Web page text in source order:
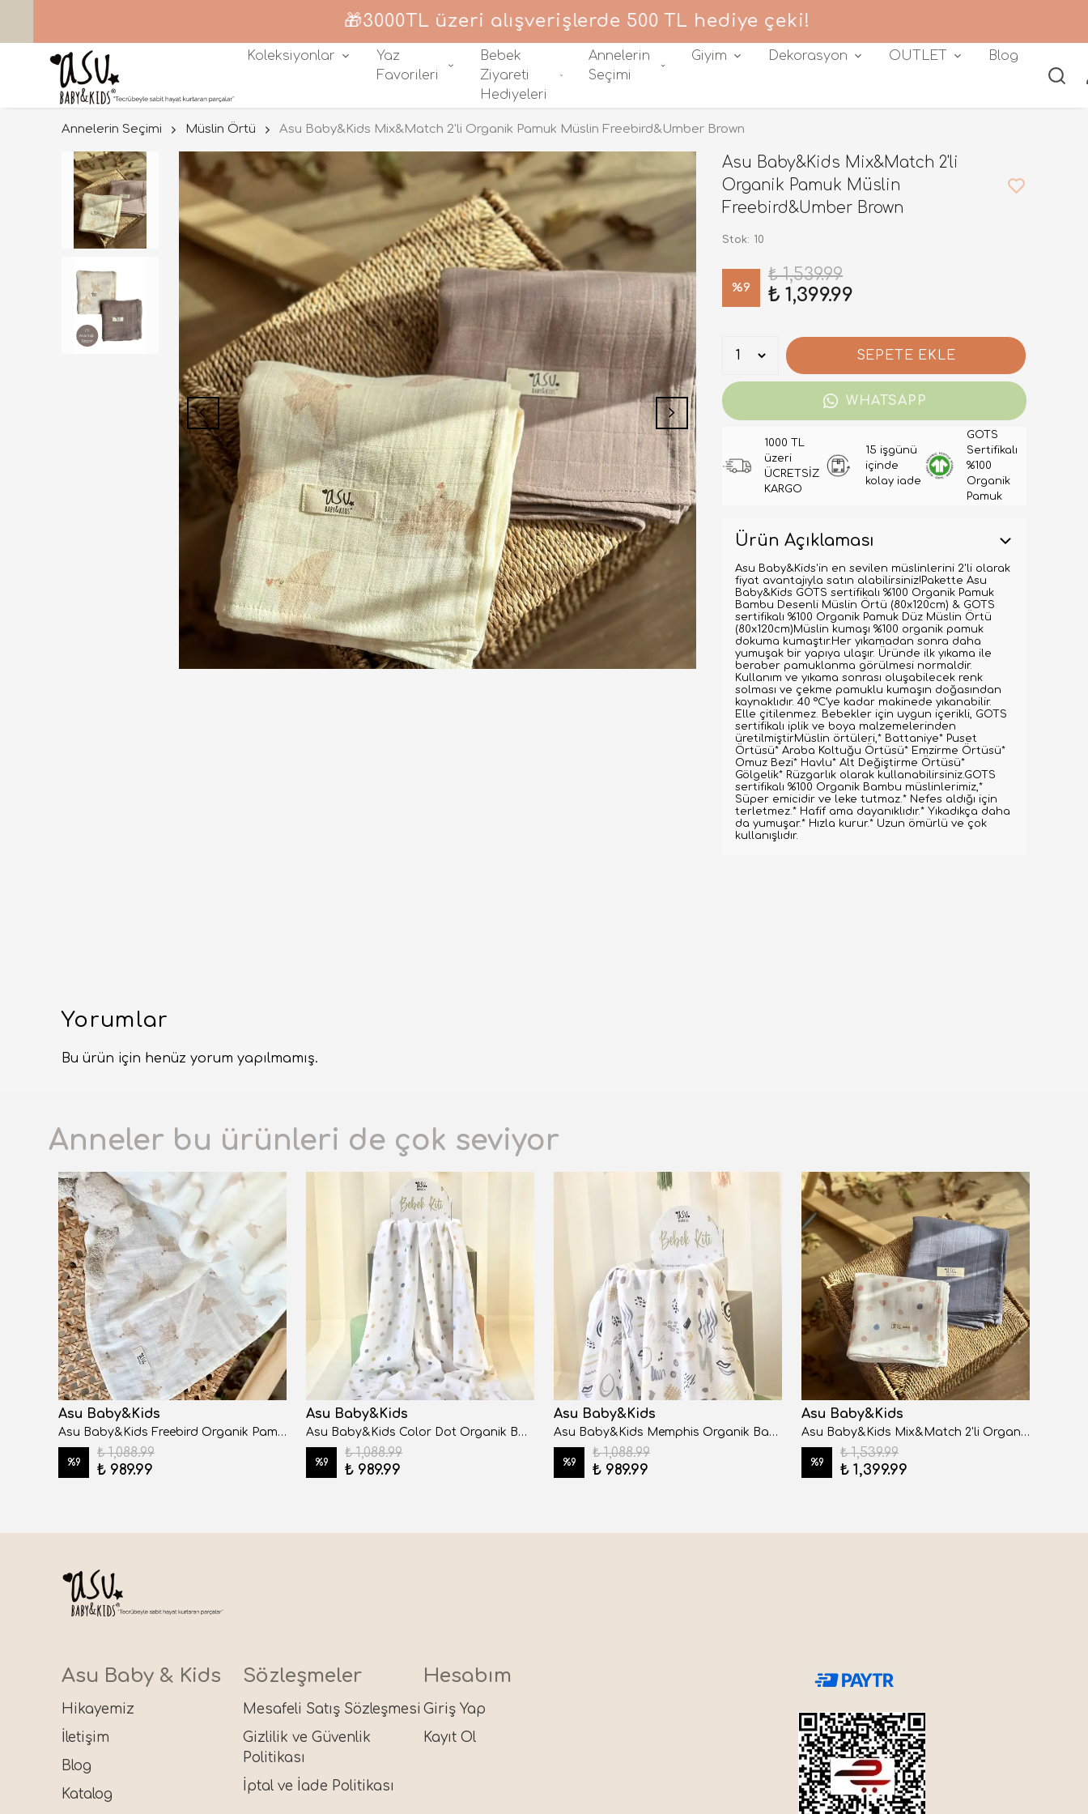
🎁3000TL üzeri alışverişlerde 500 TL hediye çeki!
Koleksiyonlar
Yaz
Favorileri
Bebek
Ziyareti
Hediyeleri
Annelerin
Seçimi
Giyim Dekorasyon OUTLET Blog
Annelerin Seçimi Müslin Örtü Asu Baby&Kids Mix&Match 2'li Organik Pamuk Müslin Freebird&Umber Brown
Asu Baby&Kids Mix&Match 2'li
Organik Pamuk Müslin
Freebird&Umber Brown
Stok: 10
%9
₺ 1,539.99
₺ 1,399.99
SEPETE EKLE
WHATSAPP
1000 TL
üzeri
ÜCRETSİZ
KARGO
15 işgünü
içinde
kolay iade
GOTS
Sertifikalı
%100
Organik
Pamuk
Ürün Açıklaması
Asu Baby&Kids'in en sevilen müslinlerini 2'li olarak
fiyat avantajıyla satın alabilirsiniz!Pakette Asu
Baby&Kids GOTS sertifikalı %100 Organik Pamuk
Bambu Desenli Müslin Örtü (80x120cm) & GOTS
sertifikalı %100 Organik Pamuk Düz Müslin Örtü
(80x120cm)Müslin kumaşı %100 organik pamuk
dokuma kumaştır.Her yıkamadan sonra daha
yumuşak bir yapıya ulaşır. Üründe ilk yıkama ile
beraber pamuklanma görülmesi normaldir.
Kullanım ve yıkama sonrası oluşabilecek renk
solması ve çekme pamuklu kumaşın doğasından
kaynaklıdır. 40 °C’ye kadar makinede yıkanabilir.
Elle çitilenmez. Bebekler için uygun içerikli, GOTS
sertifikalı iplik ve boya malzemelerinden
üretilmiştirMüslin örtüleri,* Battaniye* Puset
Örtüsü* Araba Koltuğu Örtüsü* Emzirme Örtüsü*
Omuz Bezi* Havlu* Alt Değiştirme Örtüsü*
Gölgelik* Rüzgarlık olarak kullanabilirsiniz.GOTS
sertifikalı %100 Organik Bambu müslinlerimiz,*
Süper emicidir ve leke tutmaz.* Nefes aldığı için
terletmez.* Hafif ama dayanıklıdır.* Yıkadıkça daha
da yumuşar.* Hızla kurur.* Uzun ömürlü ve çok
kullanışlıdır.
Yorumlar
Bu ürün için henüz yorum yapılmamış.
Anneler bu ürünleri de çok seviyor
Asu Baby&Kids
Asu Baby&Kids Freebird Organik Pamuk Müslin
%9
₺ 1,088.99
₺ 989.99
Asu Baby&Kids
Asu Baby&Kids Color Dot Organik Bambu Pamuk Müslin 80x120cm
%9
₺ 1,088.99
₺ 989.99
Asu Baby&Kids
Asu Baby&Kids Memphis Organik Bambu Pamuk Müslin 80x120cm
%9
₺ 1,088.99
₺ 989.99
Asu Baby&Kids
Asu Baby&Kids Mix&Match 2'li Organik Pamuk Müslin Color Dot&Navy Blue
%9
₺ 1,539.99
₺ 1,399.99
Asu Baby & Kids
Hikayemiz
İletişim
Blog
Katalog
Sözleşmeler
Mesafeli Satış Sözleşmesi
Gizlilik ve Güvenlik
Politikası
İptal ve İade Politikası
Hesabım
Giriş Yap
Kayıt Ol